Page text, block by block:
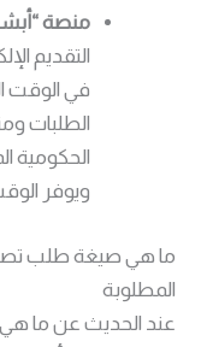
منصة
التقديم
في الوقت
الطلبات
الحكومية
ويوفر
ما هي صيغة طلب
المطلوبة
عند الحديث عن ما هي